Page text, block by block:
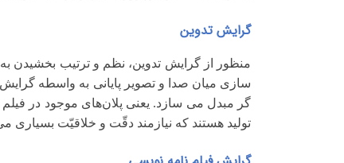
گرایش تدوین
منظور از گرایش تدوین، نظم و ترتیب بخشیدن
سازی میان صدا و تصویر پایانی به واسطه
گر مبدل می سازد. یعنی پلان‌های موجود در
تولید هستند که نیازمند دقّت و خلاقیّت بسیاری